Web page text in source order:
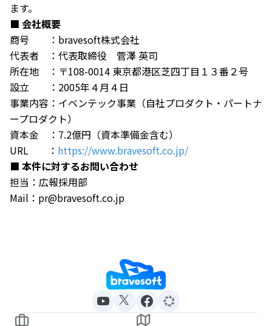
ます。
■ 会社概要
商号 ：bravesoft株式会社
代表者 ：代表取締役 菅澤 英司
所在地 ：〒108-0014 東京都港区芝四丁目１３番２号
設立 ：2005年４月４日
事業内容：イベンテック事業（自社プロダクト・パートナ
ープロダクト）
資本金 ：7.2億円（資本準備金含む）
URL ： https://www.bravesoft.co.jp/
■ 本件に対するお問い合わせ
担当：広報採用部
Mail：pr@bravesoft.co.jp